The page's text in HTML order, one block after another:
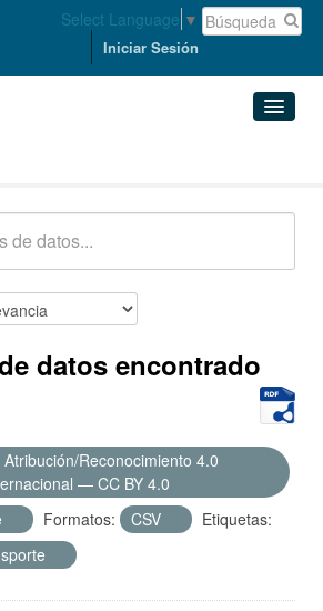
Select Language ▼
Iniciar Sesión
datos encontrado
Reconocimiento 4.0
— CC BY 4.0
Formatos: CSV
Etiquetas: